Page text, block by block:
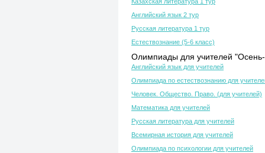
Английский язык 2 тур
Русская литература 1 тур
Естествознание (5-6 класс)
Олимпиады для учителей
Английский язык для учителей
Олимпиада по естествознанию для
Человек. Общество. Право. (для учителей)
Математика для учителей
Русская литература для учителей
Всемирная история для учителей
Олимпиада по психологии для учителей